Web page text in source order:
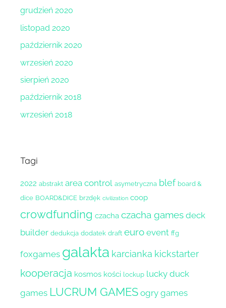
grudzień 2020
listopad 2020
październik 2020
wrzesień 2020
sierpień 2020
październik 2018
wrzesień 2018
Tagi
2022 abstrakt area control asymetryczna blef board &
dice BOARD&DICE brzdęk civilization coop
crowdfunding czacha czacha games deck
builder dedukcja dodatek draft euro event ffg
foxgames galakta karcianka kickstarter
kooperacja kosmos kości lockup lucky duck
games LUCRUM GAMES ogry games